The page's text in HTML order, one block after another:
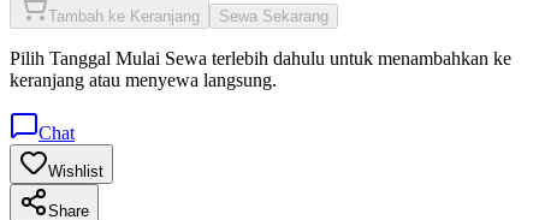
Tambah ke Keranjang Sewa Sekarang
Pilih Tanggal Mulai Sewa terlebih dahulu untuk menambahkan ke
keranjang atau menyewa langsung.
Chat
Wishlist
Share